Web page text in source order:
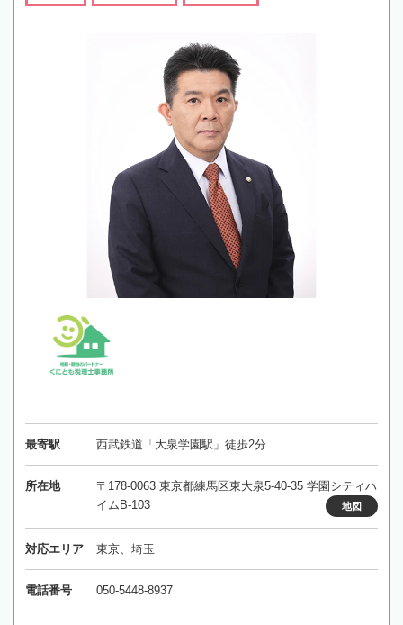
最寄駅 西武鉄道「大泉学園駅」徒歩2分
所在地
〒178-0063 東京都練馬区東大泉5-40-35 学園シティハ
イムB-103
地図
対応エリア 東京、埼玉
電話番号 050-5448-8937